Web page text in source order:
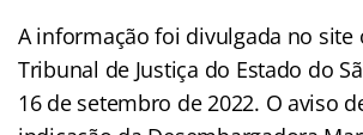
A informação foi divulgada no site
Tribunal de Justiça do Estado do
16 de setembro de 2022. O aviso